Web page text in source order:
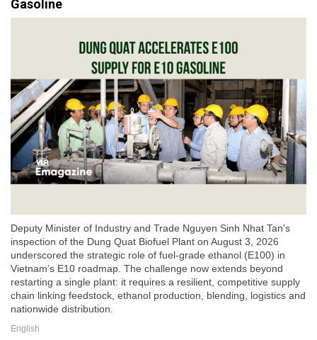
Gasoline
Deputy Minister of Industry and Trade Nguyen Sinh Nhat Tan’s
inspection of the Dung Quat Biofuel Plant on August 3, 2026
underscored the strategic role of fuel-grade ethanol (E100) in
Vietnam’s E10 roadmap. The challenge now extends beyond
restarting a single plant: it requires a resilient, competitive supply
chain linking feedstock, ethanol production, blending, logistics and
nationwide distribution.
English